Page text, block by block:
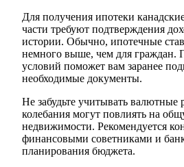
Для получения ипотеки
части требуют подтверждения
истории. Обычно, ипотечные
немного выше, чем для граждан.
условий поможет вам заранее
необходимые документы.
Не забудьте учитывать валютные
колебания могут повлиять на
недвижимости. Рекомендуется
финансовыми советниками и
планирования бюджета.